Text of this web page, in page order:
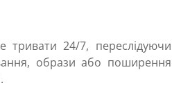
тривати 24/7, переслідуючи
образи або поширення